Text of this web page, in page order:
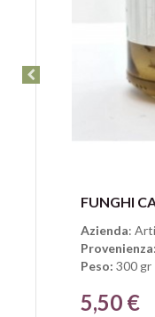
Azienda:
Provenienza
Peso: 300 gr
5,50 €